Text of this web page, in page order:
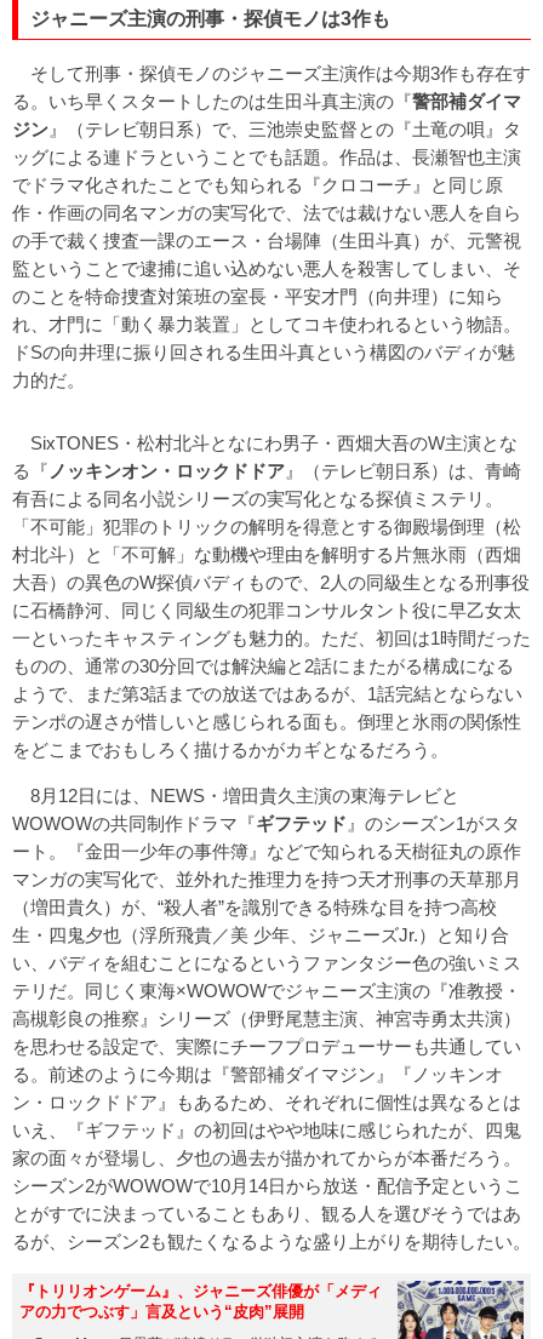
ジャニーズ主演の刑事・探偵モノは3作も
そして刑事・探偵モノのジャニーズ主演作は今期3作も存在す
る。いち早くスタートしたのは生田斗真主演の『警部補ダイマ
ジン 』（テレビ朝日系）で、三池崇史監督との『土竜の唄』タ
ッグによる連ドラということでも話題。作品は、長瀬智也主演
でドラマ化されたことでも知られる『クロコーチ』と同じ原
作・作画の同名マンガの実写化で、法では裁けない悪人を自ら
の手で裁く捜査一課のエース・台場陣（生田斗真）が、元警視
監ということで逮捕に追い込めない悪人を殺害してしまい、そ
のことを特命捜査対策班の室長・平安才門（向井理）に知ら
れ、才門に「動く暴力装置」としてコキ使われるという物語。
ドSの向井理に振り回される生田斗真という構図のバディが魅
力的だ。
SixTONES・松村北斗となにわ男子・西畑大吾のW主演とな
る『ノッキンオン・ロックドドア』（テレビ朝日系）は、青崎
有吾による同名小説シリーズの実写化となる探偵ミステリ。
「不可能」犯罪のトリックの解明を得意とする御殿場倒理（松
村北斗）と「不可解」な動機や理由を解明する片無氷雨（西畑
大吾）の異色のW探偵バディもので、2人の同級生となる刑事役
に石橋静河、同じく同級生の犯罪コンサルタント役に早乙女太
一といったキャスティングも魅力的。ただ、初回は1時間だった
ものの、通常の30分回では解決編と2話にまたがる構成になる
ようで、まだ第3話までの放送ではあるが、1話完結とならない
テンポの遅さが惜しいと感じられる面も。倒理と氷雨の関係性
をどこまでおもしろく描けるかがカギとなるだろう。
8月12日には、NEWS・増田貴久主演の東海テレビと
WOWOWの共同制作ドラマ『ギフテッド』のシーズン1がスタ
ート。『金田一少年の事件簿』などで知られる天樹征丸の原作
マンガの実写化で、並外れた推理力を持つ天才刑事の天草那月
（増田貴久）が、“殺人者”を識別できる特殊な目を持つ高校
生・四鬼夕也（浮所飛貴／美 少年、ジャニーズJr.）と知り合
い、バディを組むことになるというファンタジー色の強いミス
テリだ。同じく東海×WOWOWでジャニーズ主演の『准教授・
高槻彰良の推察』シリーズ（伊野尾慧主演、神宮寺勇太共演）
を思わせる設定で、実際にチーフプロデューサーも共通してい
る。前述のように今期は『警部補ダイマジン』『ノッキンオ
ン・ロックドドア』もあるため、それぞれに個性は異なるとは
いえ、『ギフテッド』の初回はやや地味に感じられたが、四鬼
家の面々が登場し、夕也の過去が描かれてからが本番だろう。
シーズン2がWOWOWで10月14日から放送・配信予定というこ
とがすでに決まっていることもあり、観る人を選びそうではあ
るが、シーズン2も観たくなるような盛り上がりを期待したい。
『トリリオンゲーム』、ジャニーズ俳優が「メディ
アの力でつぶす」言及という“皮肉”展開